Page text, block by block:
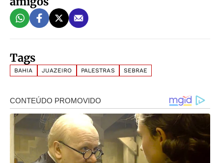
Tags
BAHIA JUAZEIRO PALESTRAS SEBRAE